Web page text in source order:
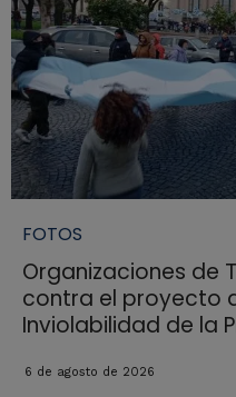
FOTOS
Organizaciones de
contra el proyecto
Inviolabilidad de la
6 de agosto de 2026